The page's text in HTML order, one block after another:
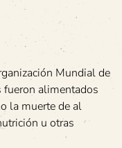
Mundial de
alimentados
la muerte de al
u otras